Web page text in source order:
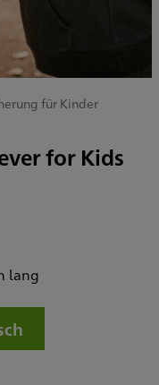
für Kinder
for Kids
lang